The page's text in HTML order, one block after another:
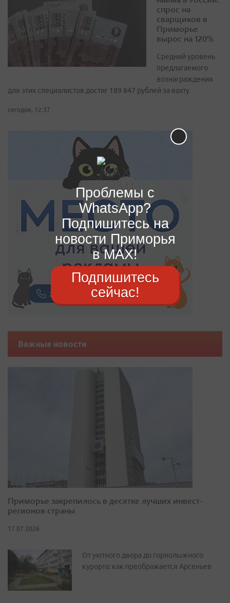
спрос на
сварщиков в
Приморье
вырос на 120%
Средний уровень
предлагаемого
вознаграждения
для этих специалистов достиг 189 847 рублей за вахту
сегодня, 12:37
Важные новости
Приморье закрепилось в десятке лучших инвест-
регионов страны
17.07.2026
От уютного двора до горнолыжного
курорта: как преображается Арсеньев
Проблемы с
WhatsApp?
Подпишитесь на
новости Приморья
в MAX!
Подпишитесь
сейчас!